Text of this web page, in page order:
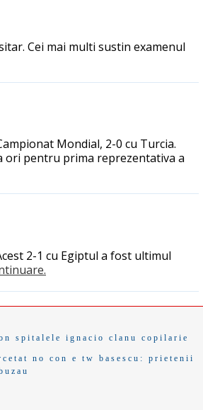
Cei mai multi sustin examenul
Mondial, 2-0 cu Turcia.
ori pentru prima reprezentativa a
2-1 cu Egiptul a fost ultimul
spitalele ignacio clanu copilarie
no con e tw basescu:
prietenii